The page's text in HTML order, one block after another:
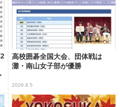
高校囲碁全国大会、団体戦は
灘・南山女子部が優勝
2026.8.5